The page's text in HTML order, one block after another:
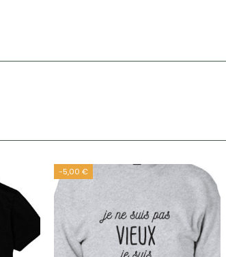
-5,00 €